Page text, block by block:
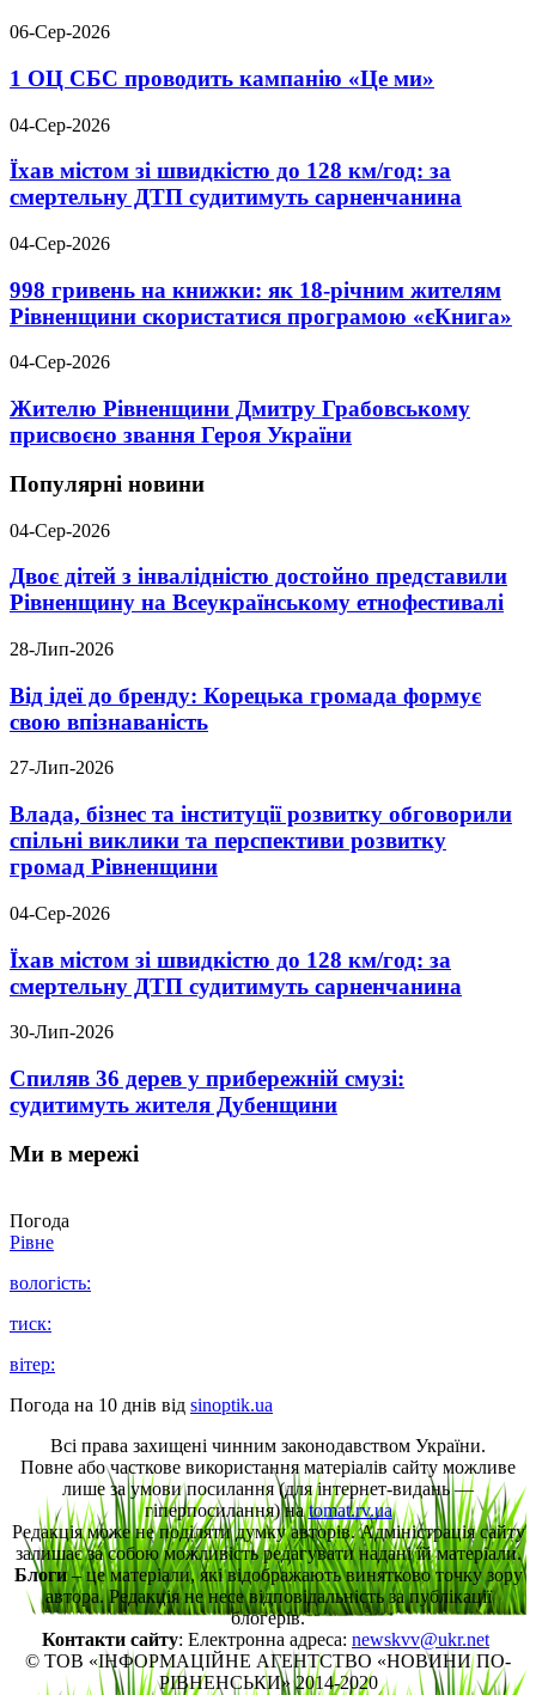
06-Сер-2026
1 ОЦ СБС проводить кампанію «Це ми»
04-Сер-2026
Їхав містом зі швидкістю до 128 км/год: за
смертельну ДТП судитимуть сарненчанина
04-Сер-2026
998 гривень на книжки: як 18-річним жителям
Рівненщини скористатися програмою «єКнига»
04-Сер-2026
Жителю Рівненщини Дмитру Грабовському
присвоєно звання Героя України
Популярні новини
04-Сер-2026
Двоє дітей з інвалідністю достойно представили
Рівненщину на Всеукраїнському етнофестивалі
28-Лип-2026
Від ідеї до бренду: Корецька громада формує
свою впізнаваність
27-Лип-2026
Влада, бізнес та інституції розвитку обговорили
спільні виклики та перспективи розвитку
громад Рівненщини
04-Сер-2026
Їхав містом зі швидкістю до 128 км/год: за
смертельну ДТП судитимуть сарненчанина
30-Лип-2026
Спиляв 36 дерев у прибережній смузі:
судитимуть жителя Дубенщини
Ми в мережі
Погода
Рівне
вологість:
тиск:
вітер:
Погода на 10 днів від sinoptik.ua
Всі права захищені чинним законодавством України.
Повне або часткове використання матеріалів сайту можливе
лише за умови посилання (для інтернет-видань —
гіперпосилання) наtomat.rv.ua
Редакція може не поділяти думку авторів. Адміністрація сайту
залишає за собою можливість редагувати надані їй матеріали.
Блоги– це матеріали, які відображають винятково точку зору
автора. Редакція не несе відповідальність за публікації
блогерів.
Контакти сайту: Електронна адреса: newskvv@ukr.net
© ТОВ «ІНФОРМАЦІЙНЕ АГЕНТСТВО «НОВИНИ ПО-
РІВНЕНСЬКИ» 2014-2020